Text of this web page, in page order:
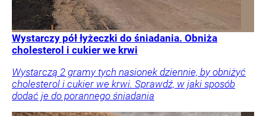
Wystarczy pół łyżeczki do śniadania. Obniża
cholesterol i cukier we krwi
Wystarczą 2 gramy tych nasionek dziennie, by obniżyć
cholesterol i cukier we krwi. Sprawdź, w jaki sposób
dodać je do porannego śniadania